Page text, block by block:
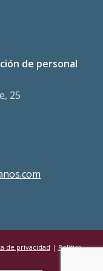
de personal
25
de privacidad | Política